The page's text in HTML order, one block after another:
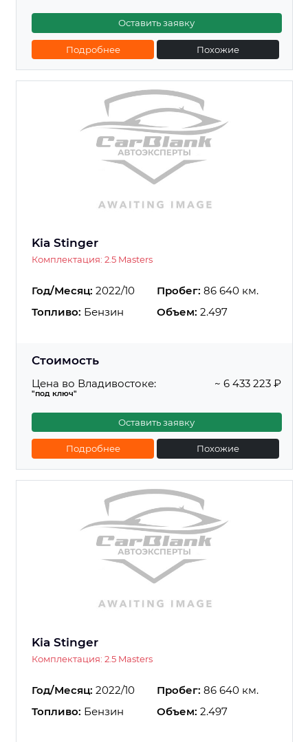
Оставить заявку
Подробнее Похожие
Kia Stinger
Комплектация: 2.5 Masters
Год/Месяц: 2022/10 Пробег: 86 640 км.
Топливо: Бензин Объем: 2.497
Стоимость
Цена во Владивостоке:
"под ключ"
~ 6 433 223 ₽
Оставить заявку
Подробнее Похожие
Kia Stinger
Комплектация: 2.5 Masters
Год/Месяц: 2022/10 Пробег: 86 640 км.
Топливо: Бензин Объем: 2.497